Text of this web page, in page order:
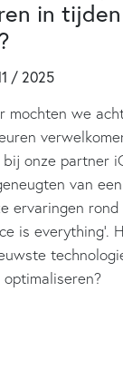
in
/ 2025
mochten we
bij onze partner
van
ervaringen
is everything'.